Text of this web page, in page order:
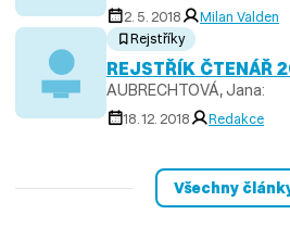
2. 5. 2018
Milan Valden
Rejstříky
REJSTŘÍK ČTENÁŘ
AUBRECHTOVÁ, Jana:
18. 12. 2018 Redakce
Všechny